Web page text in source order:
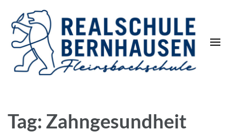
Tag: Zahngesundheit